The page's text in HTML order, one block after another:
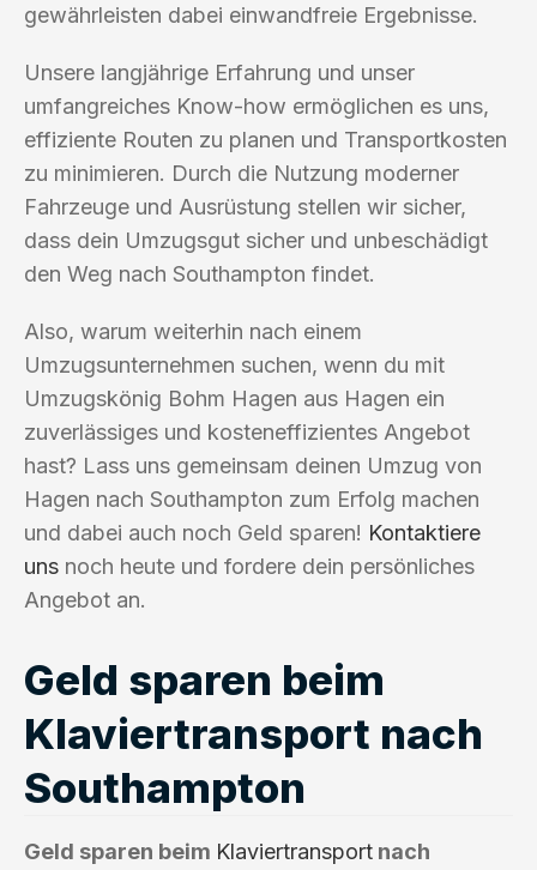
gewährleisten dabei einwandfreie Ergebnisse.
Unsere langjährige Erfahrung und unser
umfangreiches Know-how ermöglichen es uns,
effiziente Routen zu planen und Transportkosten
zu minimieren. Durch die Nutzung moderner
Fahrzeuge und Ausrüstung stellen wir sicher,
dass dein Umzugsgut sicher und unbeschädigt
den Weg nach Southampton findet.
Also, warum weiterhin nach einem
Umzugsunternehmen suchen, wenn du mit
Umzugskönig Bohm Hagen aus Hagen ein
zuverlässiges und kosteneffizientes Angebot
hast? Lass uns gemeinsam deinen Umzug von
Hagen nach Southampton zum Erfolg machen
und dabei auch noch Geld sparen! Kontaktiere
uns noch heute und fordere dein persönliches
Angebot an.
Geld sparen beim
Klaviertransport nach
Southampton
Geld sparen beim Klaviertransport nach